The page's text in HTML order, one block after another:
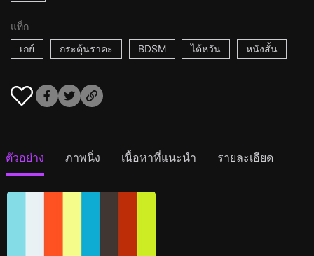
แท็ก
เกย์
กระตุ้นราคะ BDSM ไต้หวัน หนังสั้น
ตัวอย่าง ภาพนิ่ง เนื้อหาที่แนะนำ รายละเอียด